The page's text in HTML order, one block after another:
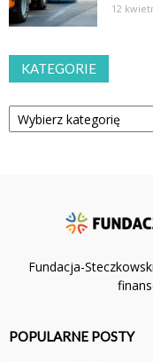
12
KATEGORIE
Kategorie
Fundacja-
POPULARNE POSTY